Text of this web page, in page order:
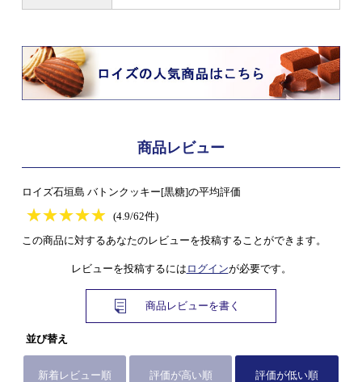
商品レビュー
ロイズ石垣島 バトンクッキー[黒糖]の平均評価
★★★★★
★★★★★
(4.9/62件)
この商品に対するあなたのレビューを投稿することができます。
レビューを投稿するには ログインが必要です。
商品レビューを書く
並び替え
新着レビュー順 評価が高い順 評価が低い順